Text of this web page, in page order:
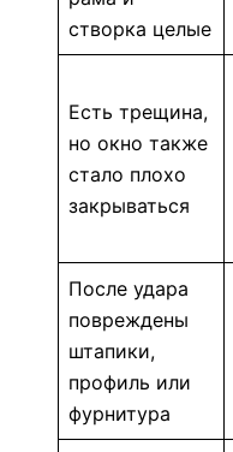
створка целые
Есть трещина,
но окно также
стало плохо
закрываться
После удара
повреждены
штапики,
профиль или
фурнитура